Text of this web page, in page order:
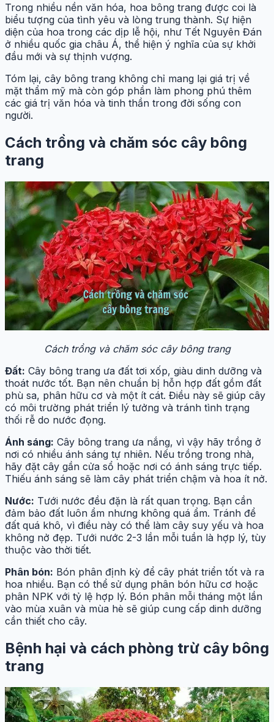
Trong nhiều nền văn hóa, hoa bông trang được coi là
biểu tượng của tình yêu và lòng trung thành. Sự hiện
diện của hoa trong các dịp lễ hội, như Tết Nguyên Đán
ở nhiều quốc gia châu Á, thể hiện ý nghĩa của sự khởi
đầu mới và sự thịnh vượng.
Tóm lại, cây bông trang không chỉ mang lại giá trị về
mặt thẩm mỹ mà còn góp phần làm phong phú thêm
các giá trị văn hóa và tinh thần trong đời sống con
người.
Cách trồng và chăm sóc cây bông
trang
Cách trồng và chăm sóc cây bông trang
Đất: Cây bông trang ưa đất tơi xốp, giàu dinh dưỡng và
thoát nước tốt. Bạn nên chuẩn bị hỗn hợp đất gồm đất
phù sa, phân hữu cơ và một ít cát. Điều này sẽ giúp cây
có môi trường phát triển lý tưởng và tránh tình trạng
thối rễ do nước đọng.
Ánh sáng: Cây bông trang ưa nắng, vì vậy hãy trồng ở
nơi có nhiều ánh sáng tự nhiên. Nếu trồng trong nhà,
hãy đặt cây gần cửa sổ hoặc nơi có ánh sáng trực tiếp.
Thiếu ánh sáng sẽ làm cây phát triển chậm và hoa ít nở.
Nước: Tưới nước đều đặn là rất quan trọng. Bạn cần
đảm bảo đất luôn ẩm nhưng không quá ẩm. Tránh để
đất quá khô, vì điều này có thể làm cây suy yếu và hoa
không nở đẹp. Tưới nước 2-3 lần mỗi tuần là hợp lý, tùy
thuộc vào thời tiết.
Phân bón: Bón phân định kỳ để cây phát triển tốt và ra
hoa nhiều. Bạn có thể sử dụng phân bón hữu cơ hoặc
phân NPK với tỷ lệ hợp lý. Bón phân mỗi tháng một lần
vào mùa xuân và mùa hè sẽ giúp cung cấp dinh dưỡng
cần thiết cho cây.
Bệnh hại và cách phòng trừ cây bông
trang